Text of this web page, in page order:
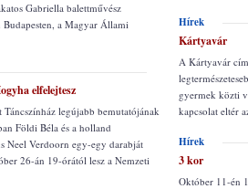
Gabriella balettművész
a Magyar Állami
elfelejtesz
Táncszínház legújabb bemutatójának
Földi Béla és a holland
Neel Verdoorn egy-egy darabját
26-án 19-órától lesz a Nemzeti
Hírek
Kártyavár
A Kártyavár
gyermek közti
kapcsolat eltér
Hírek
3 kor
Október 11-én